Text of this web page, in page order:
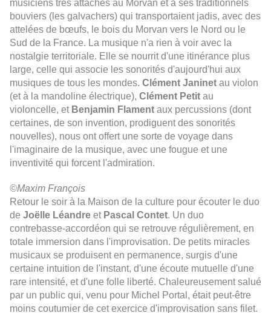
musiciens très attachés au Morvan et à ses traditionnels
bouviers (les galvachers) qui transportaient jadis, avec des
attelées de bœufs, le bois du Morvan vers le Nord ou le
Sud de la France. La musique n'a rien à voir avec la
nostalgie territoriale. Elle se nourrit d'une itinérance plus
large, celle qui associe les sonorités d'aujourd'hui aux
musiques de tous les mondes. Clément Janinet au violon
(et à la mandoline électrique), Clément Petit au
violoncelle, et Benjamin Flament aux percussions (dont
certaines, de son invention, prodiguent des sonorités
nouvelles), nous ont offert une sorte de voyage dans
l'imaginaire de la musique, avec une fougue et une
inventivité qui forcent l'admiration.
©Maxim François
Retour le soir à la Maison de la culture pour écouter le duo
de Joëlle Léandre et Pascal Contet. Un duo
contrebasse-accordéon qui se retrouve régulièrement, en
totale immersion dans l'improvisation. De petits miracles
musicaux se produisent en permanence, surgis d'une
certaine intuition de l'instant, d'une écoute mutuelle d'une
rare intensité, et d'une folle liberté. Chaleureusement salué
par un public qui, venu pour Michel Portal, était peut-être
moins coutumier de cet exercice d'improvisation sans filet.